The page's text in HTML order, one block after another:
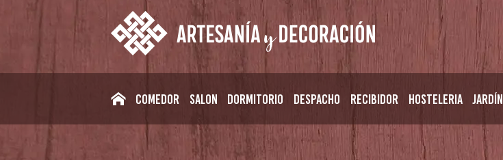
Comedor Salon Dormitorio Despacho Recibidor Hosteleria Jardín